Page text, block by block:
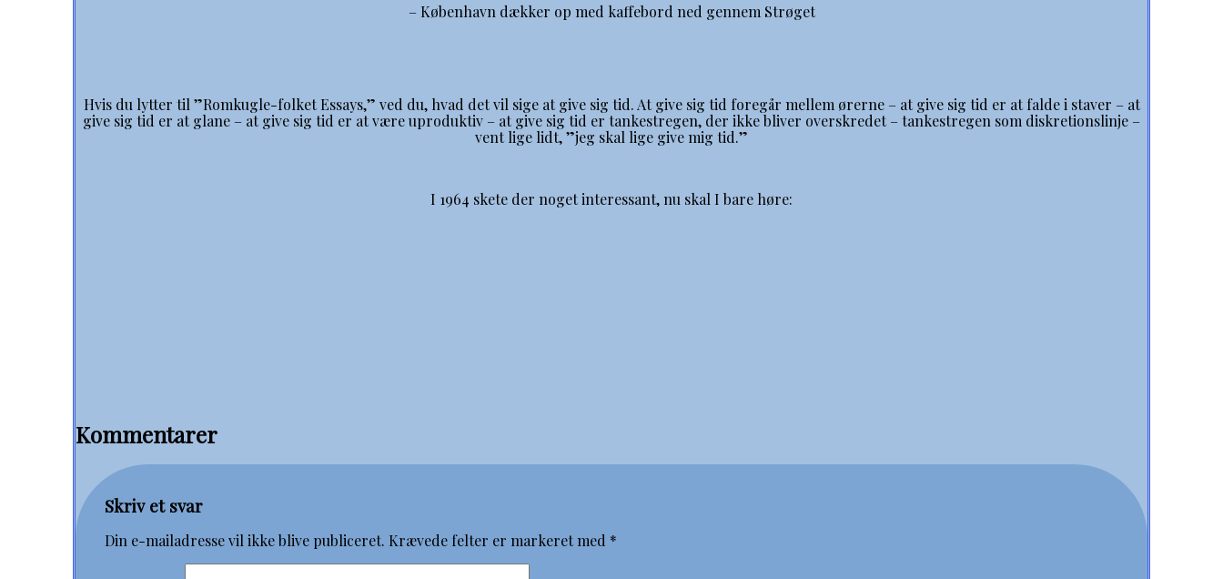
– København dækker op med kaffebord ned gennem Strøget
Hvis du lytter til ”Romkugle-folket Essays,” ved du, hvad det vil sige at give sig tid. At give sig tid foregår mellem ørerne – at give sig tid er at falde i staver – at
give sig tid er at glane – at give sig tid er at være uproduktiv – at give sig tid er tankestregen, der ikke bliver overskredet – tankestregen som diskretionslinje –
vent lige lidt, ”jeg skal lige give mig tid.”
I 1964 skete der noget interessant, nu skal I bare høre:
Kommentarer
Skriv et svar
Din e-mailadresse vil ikke blive publiceret. Krævede felter er markeret med *